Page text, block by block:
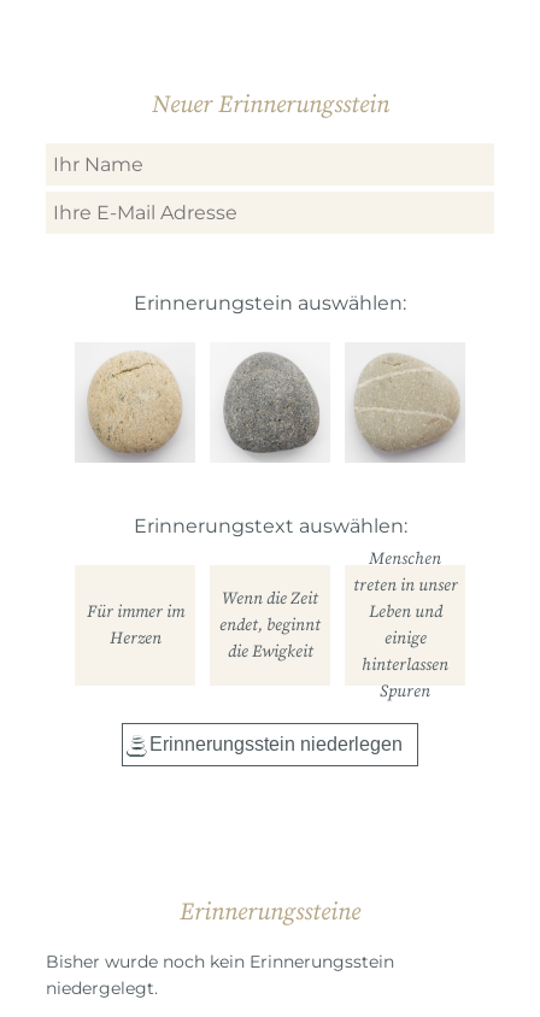
Neuer Erinnerungsstein
Erinnerungstein auswählen:
Erinnerungstext auswählen:
Für immer im
Herzen
Wenn die Zeit
endet, beginnt
die Ewigkeit
Menschen
treten in unser
Leben und
einige
hinterlassen
Spuren
Erinnerungssteine
Bisher wurde noch kein Erinnerungsstein
niedergelegt.